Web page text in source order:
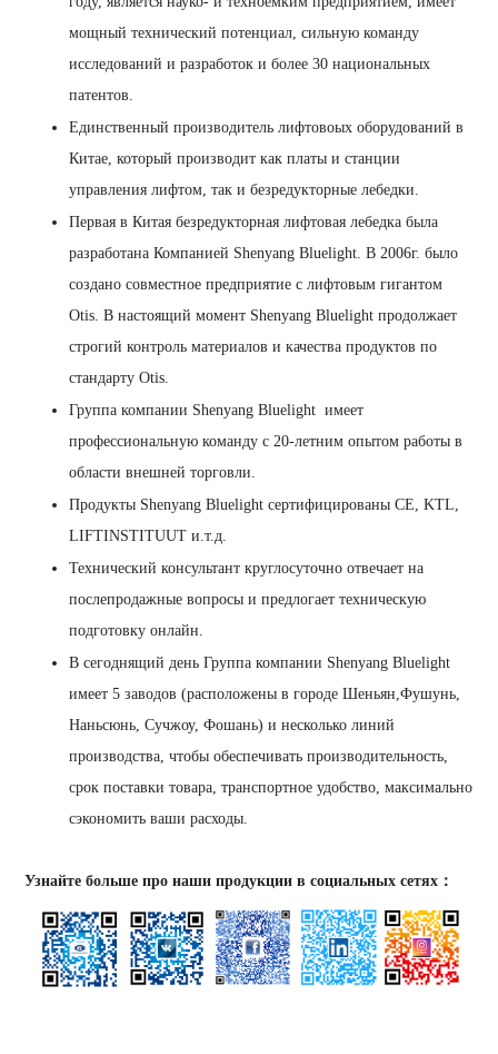
мощный технический потенциал, сильную команду
исследований и разработок и более 30 национальных
патентов.
Единственный производитель лифтовоых оборудований в
Китае, который производит как платы и станции
управления лифтом, так и безредукторные лебедки.
Первая в Китая безредукторная лифтовая лебедка была
разработана Компанией Shenyang Bluelight. В 2006г. было
создано совместное предприятие с лифтовым гигантом
Otis. В настоящий момент Shenyang Bluelight продолжает
строгий контроль материалов и качества продуктов по
стандарту Otis.
Группа компании Shenyang Bluelight имеет
профессиональную команду с 20-летним опытом работы в
области внешней торговли.
Продукты Shenyang Bluelight сертифицированы CE, KTL,
LIFTINSTITUUT и.т.д.
Технический консультант круглосуточно отвечает на
послепродажные вопросы и предлогает техническую
подготовку онлайн.
В сегоднящий день Группа компании Shenyang Bluelight
имеет 5 заводов (расположены в городе Шеньян,Фушунь,
Наньсюнь, Сучжоу, Фошань) и несколько линий
производства, чтобы обеспечивать производительность,
срок поставки товара, транспортное удобство, максимально
сэкономить ваши расходы.
Узнайте больше про наши продукции в социальных сетях：